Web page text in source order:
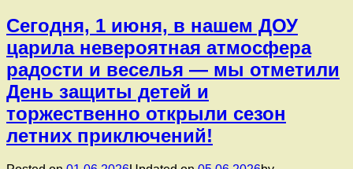
Сегодня, 1 июня, в нашем ДОУ
царила невероятная атмосфера
радости и веселья — мы отметили
День защиты детей и
торжественно открыли сезон
летних приключений!